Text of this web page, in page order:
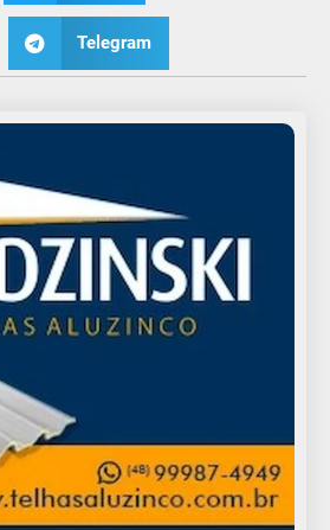
Telegram